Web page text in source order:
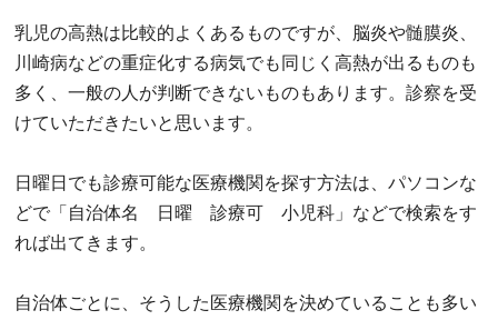
乳児の高熱は比較的よくあるものですが、脳炎や髄膜炎、
川崎病などの重症化する病気でも同じく高熱が出るものも
多く、一般の人が判断できないものもあります。診察を受
けていただきたいと思います。
日曜日でも診療可能な医療機関を探す方法は、パソコンな
どで「自治体名 日曜 診療可 小児科」などで検索をす
れば出てきます。
自治体ごとに、そうした医療機関を決めていることも多い